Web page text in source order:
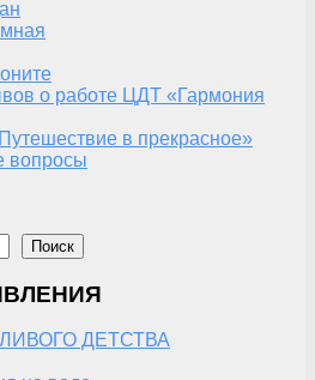
о работе ЦДТ «Гармония
в прекрасное»
вопросы
Поиск
ДЕТСТВА